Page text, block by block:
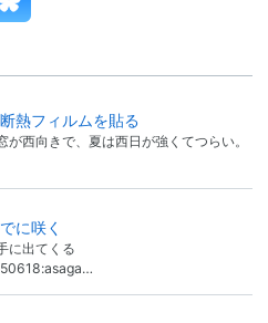
熱フィルムを貼る
が西向きで、夏は西日が強くてつらい。
に咲く
に出てくる